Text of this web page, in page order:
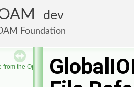
dev
Foundation
from the OpenFOAM Foundation